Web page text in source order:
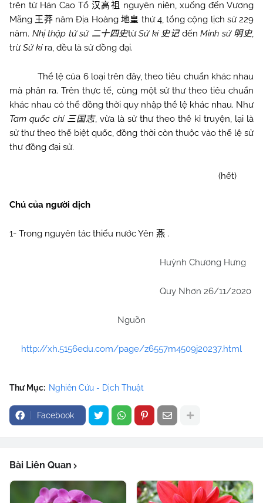
trên từ Hán Cao Tổ汉高祖
nguyên niên, xuống đến Vương
Mãng 王莽 năm Địa Hoàng 地皇 thứ 4, tổng cộng lịch sử 229
năm. Nhị thập tứ sử 二十四史từSử kí 史记 đến Minh sử 明史,
trừSử kíra, đều là sử đồng đại.
Thể lệ của 6 loại trên đây, theo tiêu chuẩn khác nhau
mà phân ra. Trên thực tế, cùng một sử thư theo tiêu chuẩn
khác nhau có thể đồng thời quy nhập thể lệ khác nhau. Như
Tam quốc chí 三国志, vừa là sử thư theo thể kỉ truyện, lại là
sử thư theo thể biệt quốc, đồng thời còn thuộc vào thể lệ sử
thư đồng đại sử.
(hết)
Chú của người dịch
1- Trong nguyên tác thiếu nước Yên 燕 .
Huỳnh Chương Hưng
Quy Nhơn 26/11/2020
Nguồn
http://xh.5156edu.com/page/z6557m4509j20237.html
Thư Mục: Nghiên Cứu - Dịch Thuật
Facebook
Bài Liên Quan